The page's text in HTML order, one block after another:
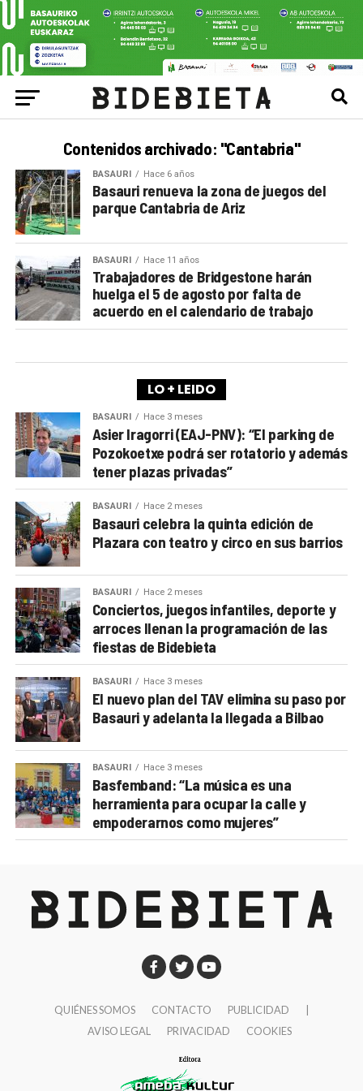
Contenidos archivado: "Cantabria"
BASAURI Hace 6 años
Basauri renueva la zona de juegos del
parque Cantabria de Ariz
BASAURI Hace 11 años
Trabajadores de Bridgestone harán
huelga el 5 de agosto por falta de
acuerdo en el calendario de trabajo
LO + LEIDO
BASAURI Hace 3 meses
Asier Iragorri (EAJ-PNV): “El parking de
Pozokoetxe podrá ser rotatorio y además
tener plazas privadas”
BASAURI Hace 2 meses
Basauri celebra la quinta edición de
Plazara con teatro y circo en sus barrios
BASAURI Hace 2 meses
Conciertos, juegos infantiles, deporte y
arroces llenan la programación de las
fiestas de Bidebieta
BASAURI Hace 3 meses
El nuevo plan del TAV elimina su paso por
Basauri y adelanta la llegada a Bilbao
BASAURI Hace 3 meses
Basfemband: “La música es una
herramienta para ocupar la calle y
empoderarnos como mujeres”
QUIÉNES SOMOS CONTACTO PUBLICIDAD
AVISO LEGAL
PRIVACIDAD COOKIES